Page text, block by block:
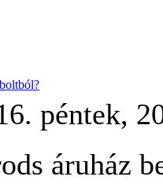
péntek,
áruház